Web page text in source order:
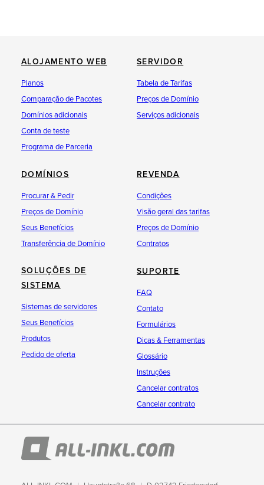
ALOJAMENTO WEB
Planos
Comparação de Pacotes
Domínios adicionais
Conta de teste
Programa de Parceria
SERVIDOR
Tabela de Tarifas
Preços de Domínio
Serviços adicionais
DOMÍNIOS
Procurar & Pedir
Preços de Domínio
Seus Benefícios
Transferência de Domínio
REVENDA
Condições
Visão geral das tarifas
Preços de Domínio
Contratos
SOLUÇÕES DE
SISTEMA
Sistemas de servidores
Seus Benefícios
Produtos
Pedido de oferta
SUPORTE
FAQ
Contato
Formulários
Dicas & Ferramentas
Glossário
Instruções
Cancelar contratos
Cancelar contrato